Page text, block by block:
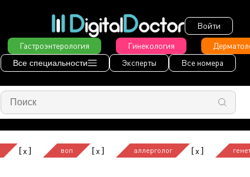
Войти
Гастроэнтерология Гинекология
Все специальности Эксперты Все номера
[x] воп [x] аллерголог [x]